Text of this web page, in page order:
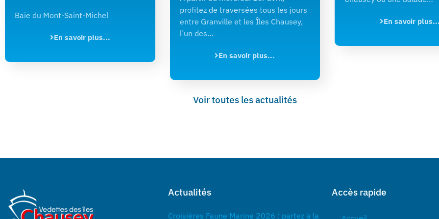
Baie du Mont-Saint-Michel
En savoir plus...
profitez de traversées tous les jours
entre Granville et les Îles Chausey,
l’un des…
En savoir plus...
En savoir
Voir toutes les actualités
Actualités
Croisières Faune Marine 2026 : partez à la
Accès rapide